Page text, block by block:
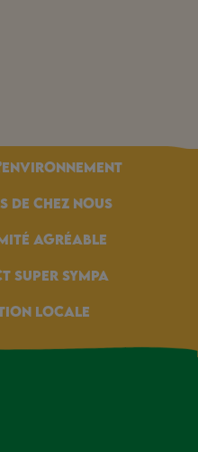
de chez nous
agréable
Super Sympa
locale